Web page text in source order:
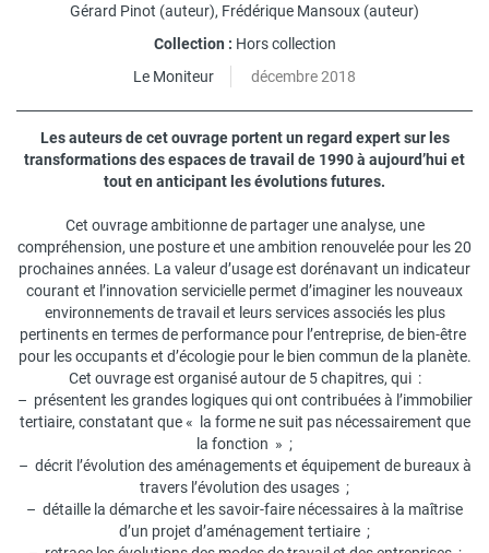
Gérard Pinot (auteur), Frédérique Mansoux (auteur)
Collection : Hors collection
Le Moniteur
décembre 2018
Les auteurs de cet ouvrage portent un regard expert sur les
transformations des espaces de travail de 1990 à aujourd’hui et
tout en anticipant les évolutions futures.
Cet ouvrage ambitionne de partager une analyse, une
compréhension, une posture et une ambition renouvelée pour les 20
prochaines années. La valeur d’usage est dorénavant un indicateur
courant et l’innovation servicielle permet d’imaginer les nouveaux
environnements de travail et leurs services associés les plus
pertinents en termes de performance pour l’entreprise, de bien-être
pour les occupants et d’écologie pour le bien commun de la planète.
Cet ouvrage est organisé autour de 5 chapitres, qui :
– présentent les grandes logiques qui ont contribuées à l’immobilier
tertiaire, constatant que « la forme ne suit pas nécessairement que
la fonction » ;
– décrit l’évolution des aménagements et équipement de bureaux à
travers l’évolution des usages ;
– détaille la démarche et les savoir-faire nécessaires à la maîtrise
d’un projet d’aménagement tertiaire ;